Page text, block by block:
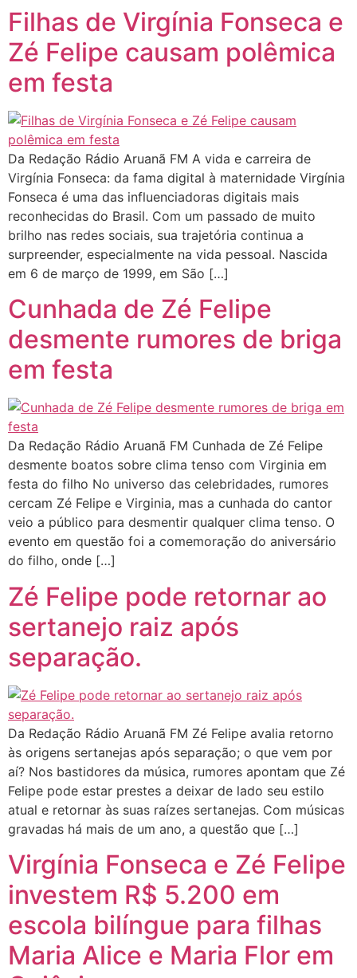
Filhas de Virgínia Fonseca e
Zé Felipe causam polêmica
em festa
Da Redação Rádio Aruanã FM A vida e carreira de
Virgínia Fonseca: da fama digital à maternidade Virgínia
Fonseca é uma das influenciadoras digitais mais
reconhecidas do Brasil. Com um passado de muito
brilho nas redes sociais, sua trajetória continua a
surpreender, especialmente na vida pessoal. Nascida
em 6 de março de 1999, em São […]
Cunhada de Zé Felipe
desmente rumores de briga
em festa
Da Redação Rádio Aruanã FM Cunhada de Zé Felipe
desmente boatos sobre clima tenso com Virginia em
festa do filho No universo das celebridades, rumores
cercam Zé Felipe e Virginia, mas a cunhada do cantor
veio a público para desmentir qualquer clima tenso. O
evento em questão foi a comemoração do aniversário
do filho, onde […]
Zé Felipe pode retornar ao
sertanejo raiz após
separação.
Da Redação Rádio Aruanã FM Zé Felipe avalia retorno
às origens sertanejas após separação; o que vem por
aí? Nos bastidores da música, rumores apontam que Zé
Felipe pode estar prestes a deixar de lado seu estilo
atual e retornar às suas raízes sertanejas. Com músicas
gravadas há mais de um ano, a questão que […]
Virgínia Fonseca e Zé Felipe
investem R$ 5.200 em
escola bilíngue para filhas
Maria Alice e Maria Flor em